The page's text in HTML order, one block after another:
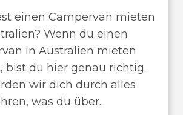
einen Campervan mieten
Wenn du einen
in Australien mieten
bist du hier genau richtig.
wir dich durch alles
was du über...